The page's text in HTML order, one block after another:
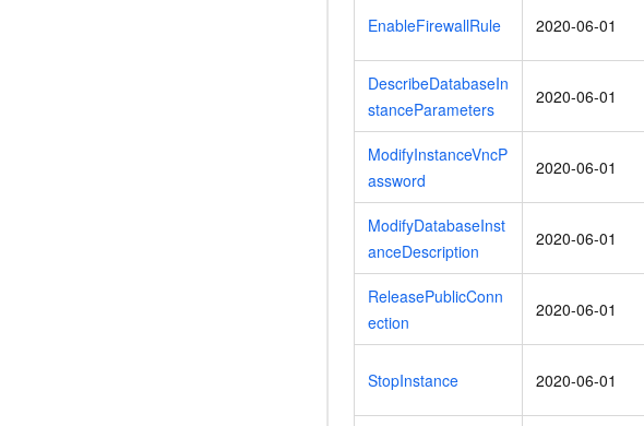
EnableFirewallRule 2020-06-01
DescribeDatabaseIn
stanceParameters
2020-06-01
ModifyInstanceVncP
assword
2020-06-01
ModifyDatabaseInst
anceDescription
2020-06-01
ReleasePublicConn
ection
2020-06-01
StopInstance 2020-06-01